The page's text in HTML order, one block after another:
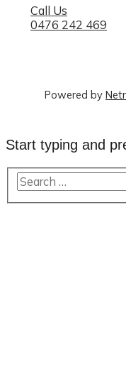
Call Us
0476 242 469
Powered by
Start typing and
Search
…